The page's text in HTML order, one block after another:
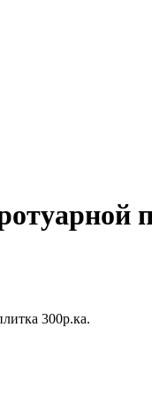
300р.ка.